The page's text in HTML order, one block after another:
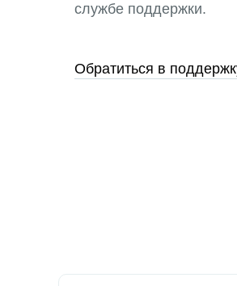
службе поддержки.
Обратиться в